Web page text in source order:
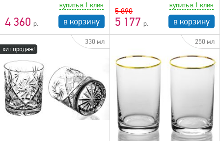
4 360
купить в 1 клик
в корзину
5 890
5 177
купить в 1 клик
в корзину
хит продаж!
330 мл 250 мл